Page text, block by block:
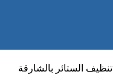
تنظيف الستائر بالشارقة